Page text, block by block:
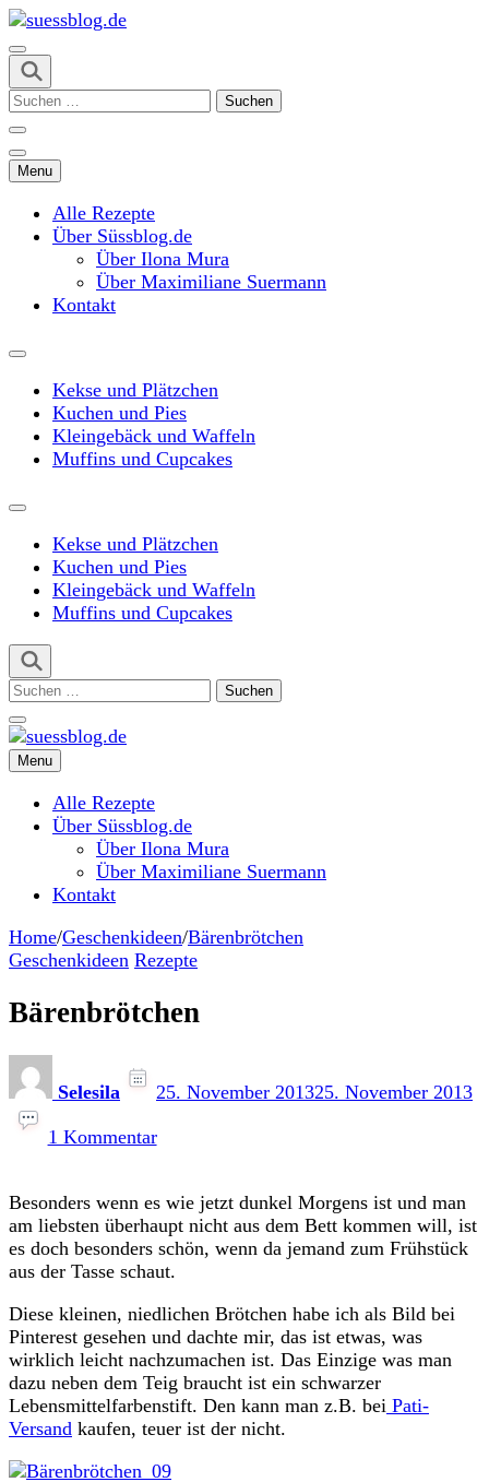
Skip
to
content
(Press
Enter)
suessblog.de
Suchen
Menu
Alle Rezepte
Über Süssblog.de
Über Ilona Mura
Über Maximiliane Suermann
Kontakt
Kekse und Plätzchen
Kuchen und Pies
Kleingebäck und Waffeln
Muffins und Cupcakes
Kekse und Plätzchen
Kuchen und Pies
Kleingebäck und Waffeln
Muffins und Cupcakes
Suchen
suessblog.de
Menu
Alle Rezepte
Über Süssblog.de
Über Ilona Mura
Über Maximiliane Suermann
Kontakt
Home/Geschenkideen/Bärenbrötchen
Geschenkideen Rezepte
Bärenbrötchen
Selesila 25. November 201325. November 2013
1 KommentarBärenbrötchen
Besonders wenn es wie jetzt dunkel Morgens ist und man
am liebsten überhaupt nicht aus dem Bett kommen will, ist
es doch besonders schön, wenn da jemand zum Frühstück
aus der Tasse schaut.
Diese kleinen, niedlichen Brötchen habe ich als Bild bei
Pinterest gesehen und dachte mir, das ist etwas, was
wirklich leicht nachzumachen ist. Das Einzige was man
dazu neben dem Teig braucht ist ein schwarzer
Lebensmittelfarbenstift. Den kann man z.B. bei Pati-
Versand kaufen, teuer ist der nicht.